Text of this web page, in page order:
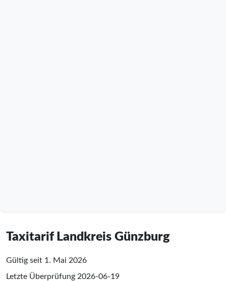
Taxitarif Landkreis Günzburg
Gültig seit 1. Mai 2026
Letzte Überprüfung 2026-06-19